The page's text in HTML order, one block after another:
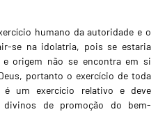
humano da autoridade e o
se na idolatria, pois se estaria
origem não se encontra em si
portanto o exercício de toda
é um exercício relativo e deve
divinos de promoção do bem-